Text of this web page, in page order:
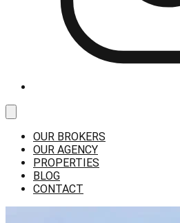
OUR BROKERS
OUR AGENCY
PROPERTIES
BLOG
CONTACT